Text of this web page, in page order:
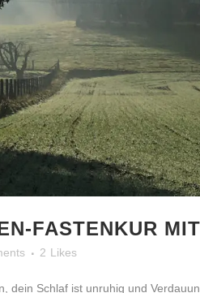
FASTENKUR
2 Likes
Schlaf ist unruhig und